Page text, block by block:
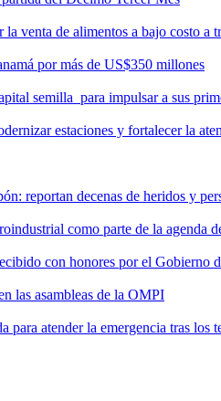
venta de alimentos a bajo costo a
por más de US$350 millones
semilla para impulsar a sus
estaciones y fortalecer la
reportan decenas de heridos y
como parte de la agenda
con honores por el Gobierno
las asambleas de la OMPI
para atender la emergencia tras los